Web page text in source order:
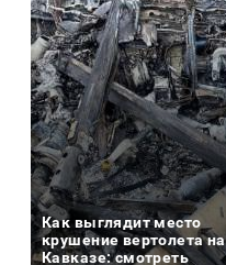
Как выглядит место
крушение вертолета на
Кавказе: смотреть